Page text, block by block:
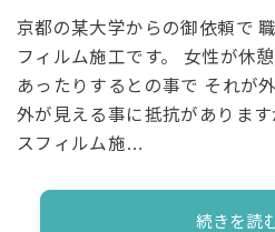
京都の某大学からの御依頼で
フィルム施工です。 女性が休
あったりするとの事で それが
外が見える事に抵抗がありま
スフィルム施…
続きを読